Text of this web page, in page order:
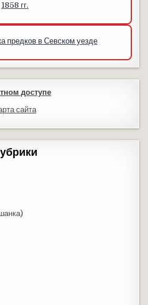
1858 гг.
предков в Севском уезде
доступе
сайта